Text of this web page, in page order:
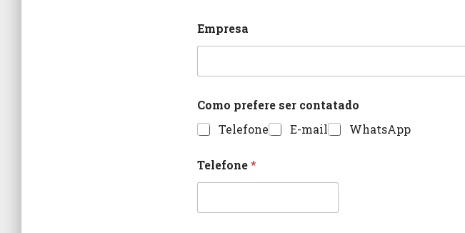
Empresa
Como prefere ser contatado
Telefone
E-mail WhatsApp
Telefone*